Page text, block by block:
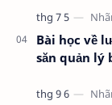
Bài học về
săn quản lý